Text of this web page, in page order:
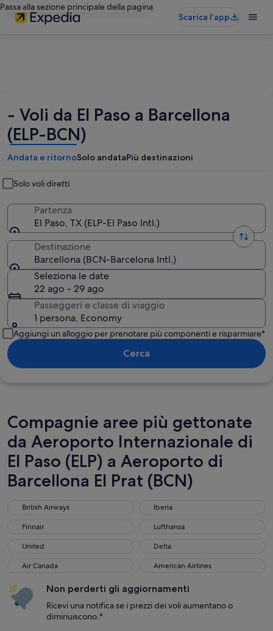
Passa alla sezione principale della pagina
Scarica l’app
- Voli da El Paso a Barcellona
(ELP-BCN)
Andata e ritornoSolo andataPiù destinazioni
Solo voli diretti
Partenza
El Paso, TX (ELP-El Paso Intl.)
Destinazione
Barcellona (BCN-Barcelona Intl.)
Seleziona le date
22 ago - 29 ago
Passeggeri e classe di viaggio
1 persona, Economy
Aggiungi un alloggio per prenotare più componenti e risparmiare*
Cerca
Compagnie aree più gettonate
da Aeroporto Internazionale di
El Paso (ELP) a Aeroporto di
Barcellona El Prat (BCN)
British Airways
British Airways Iberia
Iberia
Finnair
Finnair Lufthansa
Lufthansa
United
United Delta
Delta
Air Canada
Air Canada American Airlines
American Airlines
Non perderti gli aggiornamenti
Ricevi una notifica se i prezzi dei voli aumentano o
diminuiscono.*